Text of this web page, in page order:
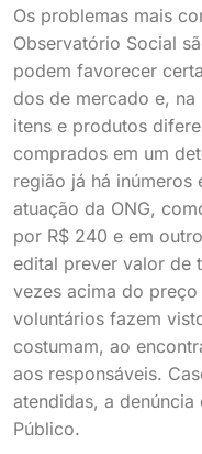
Os problemas mais
Observatório Social
podem favorecer
dos de mercado e,
itens e produtos
comprados em um
região já há
atuação da ONG,
por R$ 240 e em
edital prever valor de
vezes acima do
voluntários fazem
costumam, ao
aos responsáveis.
atendidas, a
Público.